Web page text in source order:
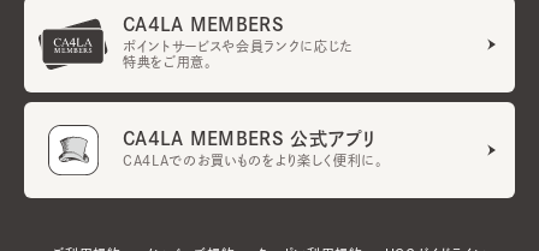
CA4LA MEMBERS
ポイントサービスや会員ランクに応じた
特典をご用意。
CA4LA MEMBERS 公式アプリ
CA4LAでのお買いものをより楽しく便利に。